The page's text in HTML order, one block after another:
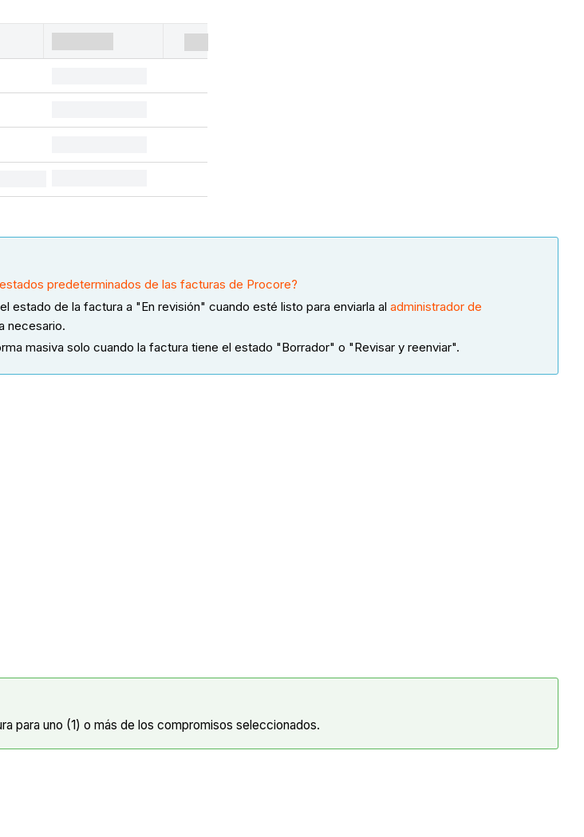
predeterminados de las facturas de Procore?
estado de la factura a "En revisión" cuando esté listo para enviarla aladministrador de
necesario.
masiva solo cuando la factura tiene el estado "Borrador" o "Revisar y reenviar".
para uno (1) o más de los compromisos seleccionados.